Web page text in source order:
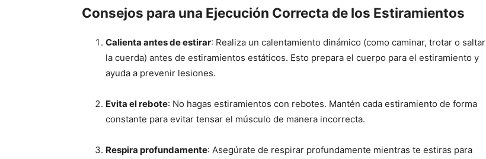
Consejos para una Ejecución Correcta de los Estiramientos
Calienta antes de estirar: Realiza un calentamiento dinámico (como caminar, trotar o saltar
la cuerda) antes de estiramientos estáticos. Esto prepara el cuerpo para el estiramiento y
ayuda a prevenir lesiones.
Evita el rebote: No hagas estiramientos con rebotes. Mantén cada estiramiento de forma
constante para evitar tensar el músculo de manera incorrecta.
Respira profundamente: Asegúrate de respirar profundamente mientras te estiras para